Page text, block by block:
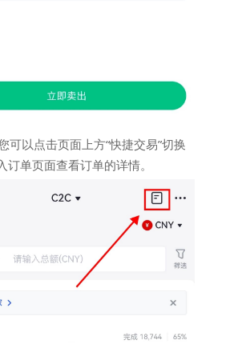
可以点击页面上方“快捷交易”切换
订单页面查看订单的详情。